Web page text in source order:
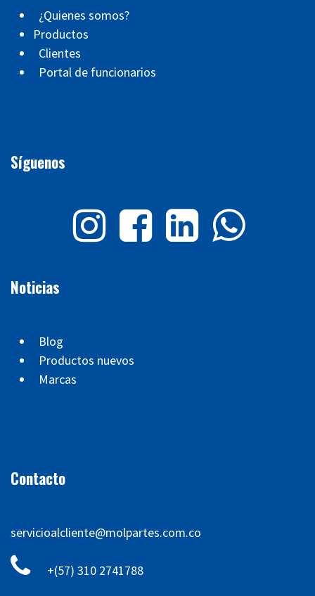
¿Quienes somos?
Productos
Clientes
Portal de funcionarios
Síguenos
Noticias
Blog
Productos nuevos
Marcas
Contacto
servicioalcliente@molpartes.com.co
+(57) 310 2741788